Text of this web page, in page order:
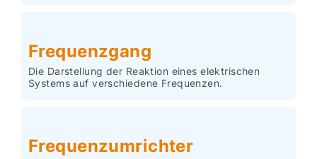
Frequenzgang
Die Darstellung der Reaktion eines elektrischen
Systems auf verschiedene Frequenzen.
Frequenzumrichter